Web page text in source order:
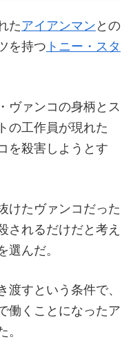
たアイアンマン との
を持つ トニー・スタ
ヴァンコの身柄とス
の工作員が現れた
を殺害しようとす
けたヴァンコだった
されるだけだと考え
選んだ。
渡すという条件で、
働くことになったア
。